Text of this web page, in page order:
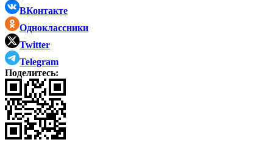
ВКонтакте
Одноклассники
Twitter
Telegram
Поделитесь: